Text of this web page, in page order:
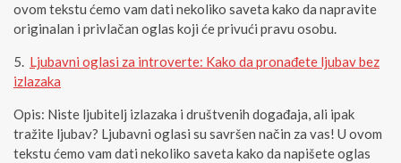
ovom tekstu ćemo vam dati nekoliko saveta kako da napravite
originalan i privlačan oglas koji će privući pravu osobu.
Ljubavni oglasi za introverte: Kako da pronađete ljubav bez
izlazaka
Opis: Niste ljubitelj izlazaka i društvenih događaja, ali ipak
tražite ljubav? Ljubavni oglasi su savršen način za vas! U ovom
tekstu ćemo vam dati nekoliko saveta kako da napišete oglas